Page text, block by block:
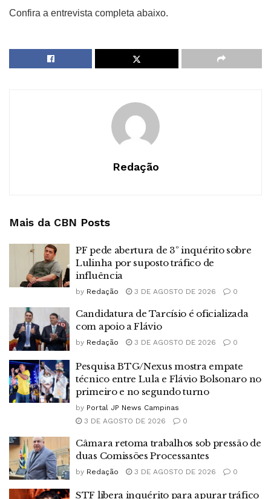
Confira a entrevista completa abaixo.
Redação
Mais da CBN Posts
PF pede abertura de 3º inquérito sobre
Lulinha por suposto tráfico de
influência
by Redação 3 DE AGOSTO DE 2026 0
Candidatura de Tarcísio é oficializada
com apoio a Flávio
by Redação 3 DE AGOSTO DE 2026 0
Pesquisa BTG/Nexus mostra empate
técnico entre Lula e Flávio Bolsonaro no
primeiro e no segundo turno
by Portal JP News Campinas
3 DE AGOSTO DE 2026
0
Câmara retoma trabalhos sob pressão de
duas Comissões Processantes
by Redação 3 DE AGOSTO DE 2026 0
STF libera inquérito para apurar tráfico